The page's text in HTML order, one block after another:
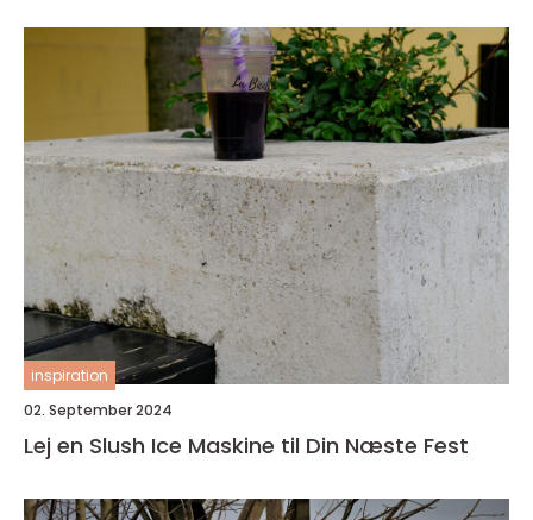
inspiration
02. September 2024
Lej en Slush Ice Maskine til Din Næste Fest